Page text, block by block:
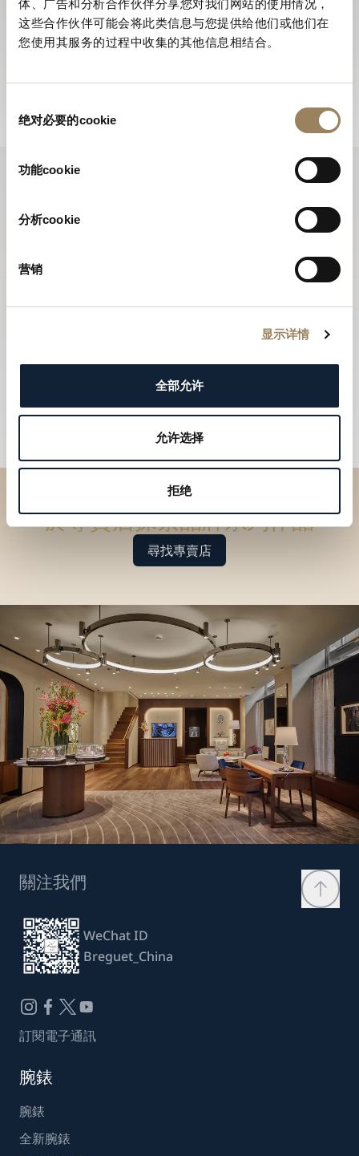
体、广告和分析合作伙伴分享您对我们网站的使用情况，
这些合作伙伴可能会将此类信息与您提供给他们或他们在
您使用其服务的过程中收集的其他信息相结合。
绝对必要的cookie
功能cookie
分析cookie
营销
显示详情
全部允许
允许选择
拒绝
訂閱電子通訊
寶璣電子通訊全年為您送上品牌的最新動向，並向您介紹
於專賣店探索品牌系列作品
尋找專賣店
關注我們
WeChat ID
Breguet_China
訂閱電子通訊
腕錶
腕錶
全新腕錶